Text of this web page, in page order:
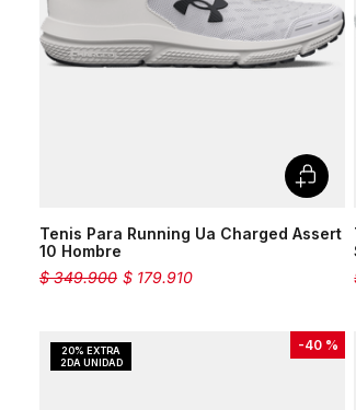
Tenis Para Running Ua Charged Assert
10 Hombre
$ 179.910
$ 349.900
-40 %